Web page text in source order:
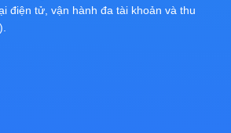
điện tử, vận hành đa tài khoản và thu